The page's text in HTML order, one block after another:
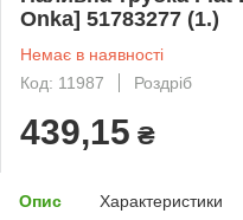
Onka] 51783277 (1.)
Немає в наявності
Код: 11987
Роздріб
439,15 ₴
Опис Характеристики